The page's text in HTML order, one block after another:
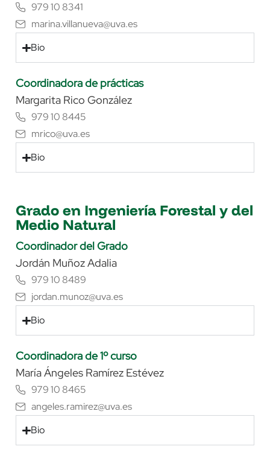
979 10 8341
marina.villanueva@uva.es
Bio
Coordinadora de prácticas
Margarita Rico González
979 10 8445
mrico@uva.es
Bio
Grado en Ingeniería Forestal y del
Medio Natural
Coordinador del Grado
Jordán Muñoz Adalia
979 10 8489
jordan.munoz@uva.es
Bio
Coordinadora de 1º curso
María Ángeles Ramírez Estévez
979 10 8465
angeles.ramirez@uva.es
Bio